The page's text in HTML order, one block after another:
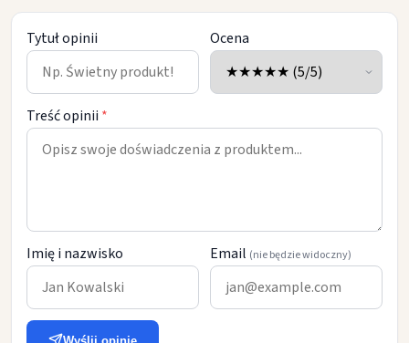
Tytuł opinii Ocena
Treść opinii *
Imię i nazwisko Email (nie będzie widoczny)
Wyślij opinię